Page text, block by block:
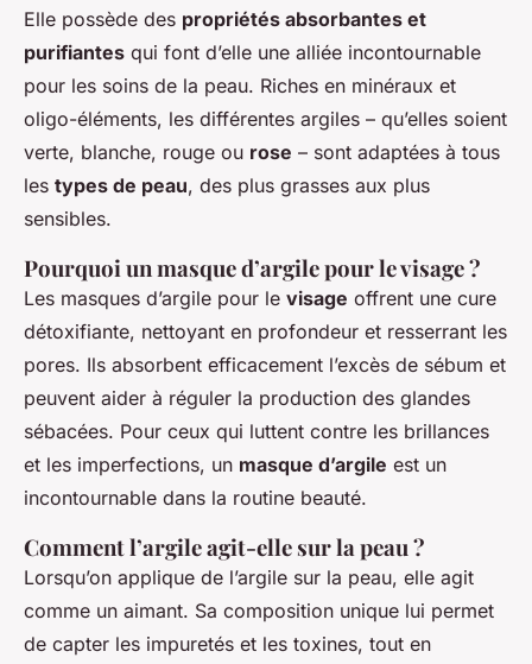
Elle possède des propriétés absorbantes et
purifiantes qui font d’elle une alliée incontournable
pour les soins de la peau. Riches en minéraux et
oligo-éléments, les différentes argiles – qu’elles soient
verte, blanche, rouge ou rose – sont adaptées à tous
les types de peau, des plus grasses aux plus
sensibles.
Pourquoi un masque d’argile pour le visage ?
Les masques d’argile pour le visage offrent une cure
détoxifiante, nettoyant en profondeur et resserrant les
pores. Ils absorbent efficacement l’excès de sébum et
peuvent aider à réguler la production des glandes
sébacées. Pour ceux qui luttent contre les brillances
et les imperfections, un masque d’argile est un
incontournable dans la routine beauté.
Comment l’argile agit-elle sur la peau ?
Lorsqu’on applique de l’argile sur la peau, elle agit
comme un aimant. Sa composition unique lui permet
de capter les impuretés et les toxines, tout en